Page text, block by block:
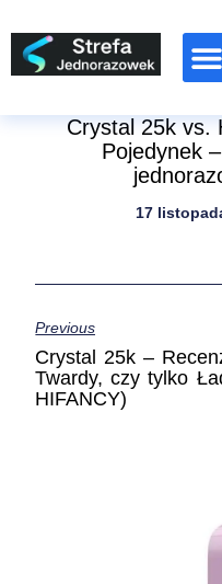
Crystal 25k vs.
Pojedynek
17
Previous
Crystal 25k –
Twardy, czy tylko
HIFANCY)